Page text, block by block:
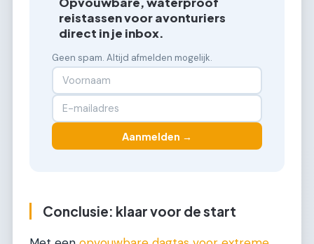
reistassen voor avonturiers
direct in je inbox.
Geen spam. Altijd afmelden mogelijk.
Aanmelden →
Conclusie: klaar voor de start